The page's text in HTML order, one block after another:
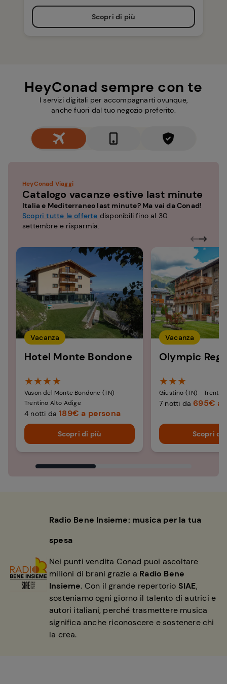
Scopri di più
HeyConad sempre con te
I servizi digitali per accompagnarti ovunque,
anche fuori dal tuo negozio preferito.
HeyConad Viaggi
Catalogo vacanze estive last minute
Italia e Mediterraneo last minute? Ma vai da Conad!
Scopri tutte le offerte disponibili fino al 30
settembre e risparmia.
Vacanza
Hotel Monte Bondone​
★★★★
Vason del Monte Bondone (TN) -
Trentino Alto Adige
4 notti da189€ a persona
Scopri di più
Vacanza
Olympic
★★★
Giustino (TN) -
7 notti da695€ a
Scopri di
Radio Bene Insieme: musica per la tua
spesa
Nei punti vendita Conad puoi ascoltare
milioni di brani grazie a Radio Bene
Insieme. Con il grande repertorio SIAE,
sosteniamo ogni giorno il talento di autrici e
autori italiani, perché trasmettere musica
significa anche riconoscere e sostenere chi
la crea.